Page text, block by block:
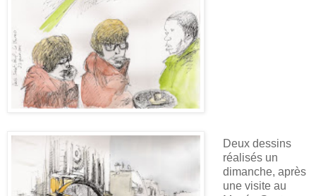
Deux dessins
réalisés un
dimanche, après
une visite au